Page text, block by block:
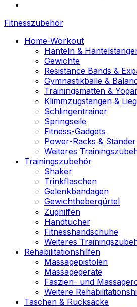
Fitnesszubehör
Home-Workout
Hanteln &
Gewichte
Resistance Bands &
Gymnastikbälle &
Trainingsmatten &
Klimmzugstangen &
Schlingentrainer
Springseile
Fitness-Gadgets
Power-Racks & Ständer
Weiteres
Trainingszubehör
Shaker
Trinkflaschen
Gelenkbandagen
Gewichthebergürtel
Zughilfen
Handtücher
Fitnesshandschuhe
Weiteres
Rehabilitationshilfen
Massagepistolen
Massagegeräte
Faszien- und
Weitere
Taschen & Rucksäcke